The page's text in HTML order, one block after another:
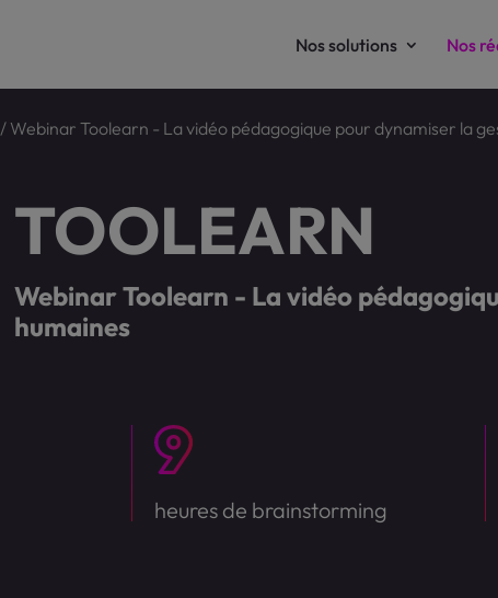
Nos solutions Nos
/ Webinar Toolearn - La vidéo pédagogique pour dynamiser la
TOOLEARN
Webinar Toolearn - La vidéo
humaines
heures de brainstorming